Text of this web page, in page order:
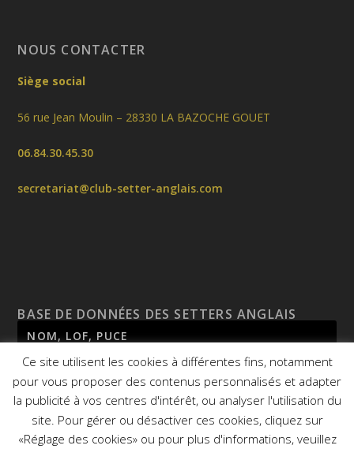
NOUS CONTACTER
Siège social
56 rue Jean Moulin – 28330 LA BAZOCHE GOUET
06.84.30.45.30
secretariat@club-setter-anglais.com
BASE DE DONNÉES DES SETTERS ANGLAIS
Ce site utilisent les cookies à différentes fins, notamment
pour vous proposer des contenus personnalisés et adapter
la publicité à vos centres d'intérêt, ou analyser l'utilisation du
site. Pour gérer ou désactiver ces cookies, cliquez sur
«Réglage des cookies» ou pour plus d'informations, veuillez